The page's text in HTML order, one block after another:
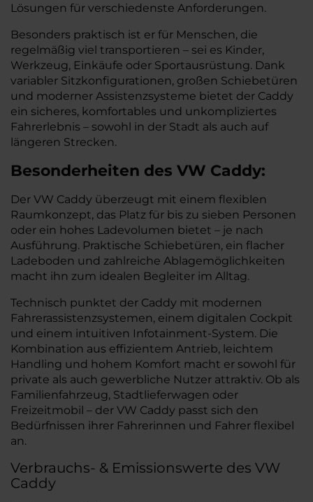
Lösungen für verschiedenste Anforderungen.
Besonders praktisch ist er für Menschen, die
regelmäßig viel transportieren – sei es Kinder,
Werkzeug, Einkäufe oder Sportausrüstung. Dank
variabler Sitzkonfigurationen, großen Schiebetüren
und moderner Assistenzsysteme bietet der Caddy
ein sicheres, komfortables und unkompliziertes
Fahrerlebnis – sowohl in der Stadt als auch auf
längeren Strecken.
Besonderheiten des VW Caddy:
Der VW Caddy überzeugt mit einem flexiblen
Raumkonzept, das Platz für bis zu sieben Personen
oder ein hohes Ladevolumen bietet – je nach
Ausführung. Praktische Schiebetüren, ein flacher
Ladeboden und zahlreiche Ablagemöglichkeiten
macht ihn zum idealen Begleiter im Alltag.
Technisch punktet der Caddy mit modernen
Fahrerassistenzsystemen, einem digitalen Cockpit
und einem intuitiven Infotainment-System. Die
Kombination aus effizientem Antrieb, leichtem
Handling und hohem Komfort macht er sowohl für
private als auch gewerbliche Nutzer attraktiv. Ob als
Familienfahrzeug, Stadtlieferwagen oder
Freizeitmobil – der VW Caddy passt sich den
Bedürfnissen ihrer Fahrerinnen und Fahrer flexibel
an.
Verbrauchs- & Emissionswerte des VW
Caddy